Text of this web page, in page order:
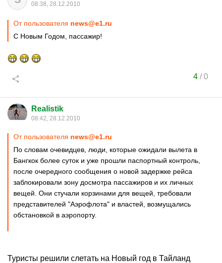
08:38, 28.12.2010
От пользователя news@e1.ru
С Новым Годом, пассажир!
4/0
Realistik
08:42, 28.12.2010
От пользователя news@e1.ru
По словам очевидцев, люди, которые ожидали вылета в
Бангкок более суток и уже прошли паспортный контроль,
после очередного сообщения о новой задержке рейса
заблокировали зону досмотра пассажиров и их личных
вещей. Они стучали корзинами для вещей, требовали
представителей "Аэрофлота" и властей, возмущались
обстановкой в аэропорту.
Туристы решили слетать на Новый год в Тайланд